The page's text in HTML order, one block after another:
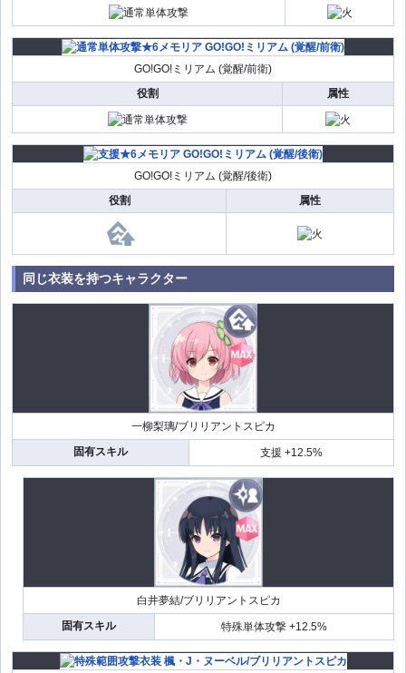
GO!GO!ミリアム (覚醒/前衛)
役割
属性
GO!GO!ミリアム (覚醒/後衛)
役割
属性
同じ衣装を持つキャラクター
一柳梨璃/ブリリアントスピカ
固有スキル
支援 +12.5%
白井夢結/ブリリアントスピカ
固有スキル
特殊単体攻撃 +12.5%